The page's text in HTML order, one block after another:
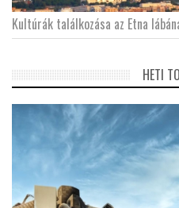
Kultúrák találkozása az Etna
HETI